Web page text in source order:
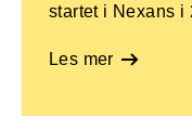
startet i Nexans i
Les mer